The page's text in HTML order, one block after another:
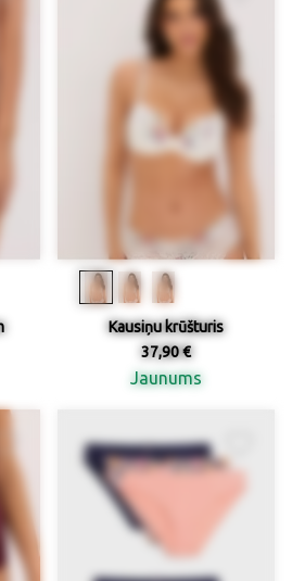
Kausiņu krūšturis
37,90 €
Jaunums